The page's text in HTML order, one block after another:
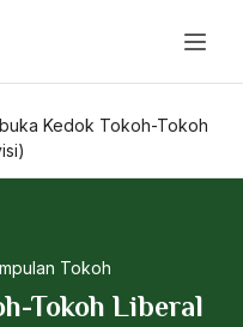
Kedok Tokoh-Tokoh
Tokoh
Tokoh Liberal